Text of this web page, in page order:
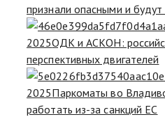
признали опасными и
2025ОДК и АСКОН:
перспективных двигателей
2025Паркоматы во
работать из-за санкций ЕС